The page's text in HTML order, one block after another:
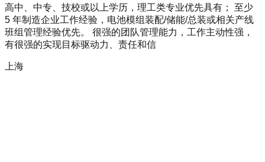
高中、中专、技校或以上学历，理工类专业优先具有； 至少
5 年制造企业工作经验，电池模组装配/储能/总装或相关产线
班组管理经验优先。 很强的团队管理能力，工作主动性强，
有很强的实现目标驱动力、责任和信
上海